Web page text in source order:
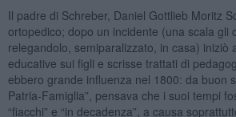
Il padre di Schreber, Daniel Gottlieb Moritz
ortopedico; dopo un incidente (una scala gli
relegandolo, semiparalizzato, in casa) iniziò
educative sui figli e scrisse trattati di
ebbero grande influenza nel 1800: da buon
Patria-Famiglia”, pensava che i suoi tempi
“fiacchi” e “in decadenza”, a causa